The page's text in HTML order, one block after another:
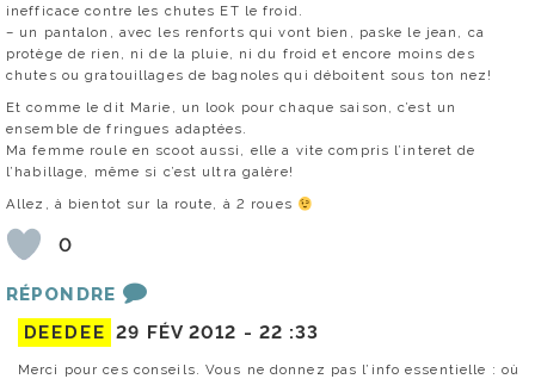
inefficace contre les chutes ET le froid.
– un pantalon, avec les renforts qui vont bien, paske le jean, ca
protège de rien, ni de la pluie, ni du froid et encore moins des
chutes ou gratouillages de bagnoles qui déboitent sous ton nez!
Et comme le dit Marie, un look pour chaque saison, c’est un
ensemble de fringues adaptées.
Ma femme roule en scoot aussi, elle a vite compris l’interet de
l’habillage, même si c’est ultra galère!
Allez, à bientot sur la route, à 2 roues
0
RÉPONDRE
DEEDEE 29 FÉV 2012 - 22 :33
Merci pour ces conseils. Vous ne donnez pas l’info essentielle : où